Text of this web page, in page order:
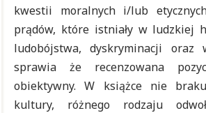
kwestii moralnych i/lub
prądów, które istniały w ludzkiej
ludobójstwa, dyskryminacji oraz
sprawia że recenzowana
obiektywny. W książce nie
kultury, różnego rodzaju